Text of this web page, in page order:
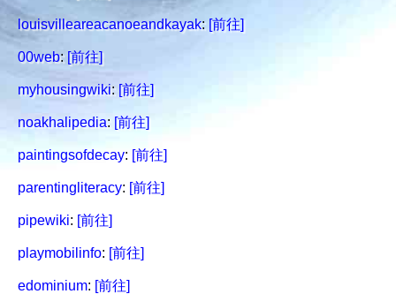
louisvilleareacanoeandkayak: [前往]
00web: [前往]
myhousingwiki: [前往]
noakhalipedia: [前往]
paintingsofdecay: [前往]
parentingliteracy: [前往]
pipewiki: [前往]
playmobilinfo: [前往]
edominium: [前往]